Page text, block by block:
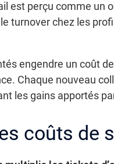
est perçu comme
turnover chez les
engendre un coût
Chaque nouveau
les gains apportés
coûts de